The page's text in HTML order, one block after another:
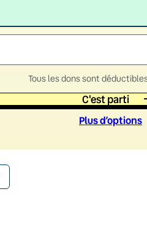
Tous les dons sont
C'est parti
Plus d’options